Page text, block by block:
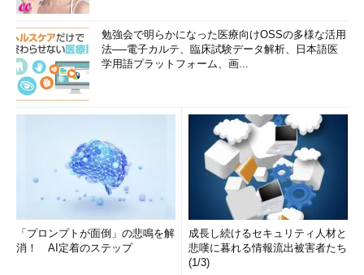
勉強会で明らかになった医療向けOSSの多様な活用
法──電子カルテ、臨床試験データ解析、日本語医
学用語プラットフォーム、画...
「プロンプトが面倒」の悲鳴を解
消！ AI定着のステップ
成長し続けるセキュリティ人材と
悲嘆に暮れる情報流出被害者たち
(1/3)